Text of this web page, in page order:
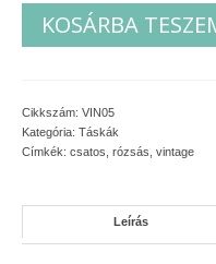
Általános
Bazsarózsás
kistáska
mennyiség
KOSÁRBA
Cikkszám: VIN05
Kategória: Táskák
Címkék: csatos rózsás vintage
Leírás